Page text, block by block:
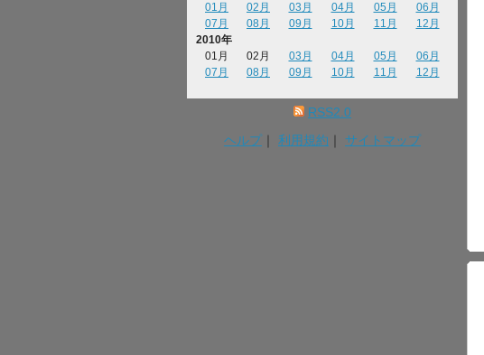
01月
02月 03月 04月 05月
06月
07月
08月 09月 10月 11月
12月
2010年
01月
02月 03月 04月 05月
06月
07月
08月 09月 10月 11月 12月
RSS2.0
ヘルプ｜ 利用規約 サイトマップ